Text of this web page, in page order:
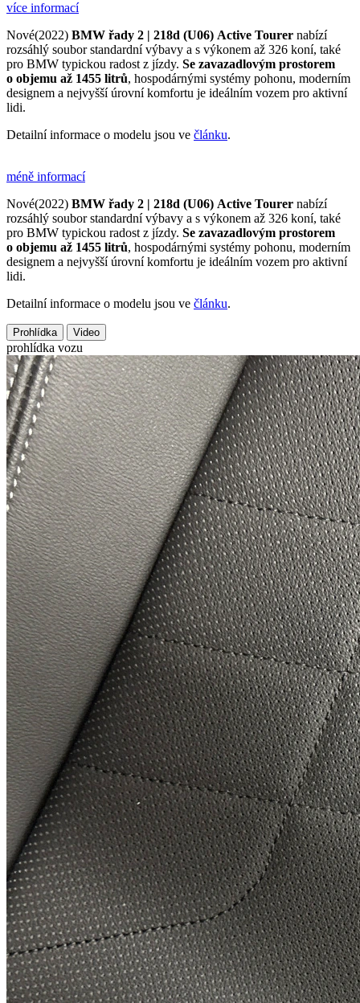
více informací
Nové(2022) BMW řady 2 | 218d (U06) Active Tourer nabízí
rozsáhlý soubor standardní výbavy a s výkonem až 326 koní, také
pro BMW typickou radost z jízdy. Se zavazadlovým prostorem
o objemu až 1455 litrů, hospodárnými systémy pohonu, moderním
designem a nejvyšší úrovní komfortu je ideálním vozem pro aktivní
lidi.
Detailní informace o modelu jsou ve článku.
méně informací
Nové(2022) BMW řady 2 | 218d (U06) Active Tourer nabízí
rozsáhlý soubor standardní výbavy a s výkonem až 326 koní, také
pro BMW typickou radost z jízdy. Se zavazadlovým prostorem
o objemu až 1455 litrů, hospodárnými systémy pohonu, moderním
designem a nejvyšší úrovní komfortu je ideálním vozem pro aktivní
lidi.
Detailní informace o modelu jsou ve článku.
Prohlídka Video
prohlídka vozu